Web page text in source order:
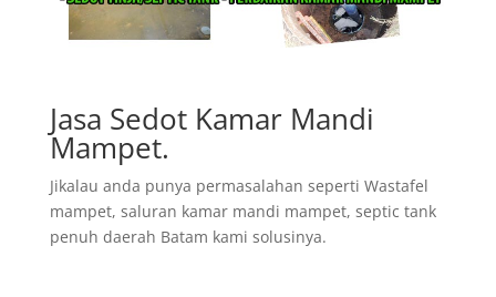
Jasa Sedot Kamar Mandi
Mampet.
Jikalau anda punya permasalahan seperti Wastafel
mampet, saluran kamar mandi mampet, septic tank
penuh daerah Batam kami solusinya.